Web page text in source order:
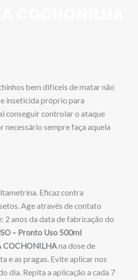
bem difíceis de matar não
inseticida próprio para
conseguir controlar o ataque
necessário sempre faça aquela
Eficaz contra
Age através de contato
2 anos da data de fabricação do
– Pronto Uso 500ml
COCHONILHAna dose de
e as pragas. Evite aplicar nos
dia. Repita a aplicação a cada 7